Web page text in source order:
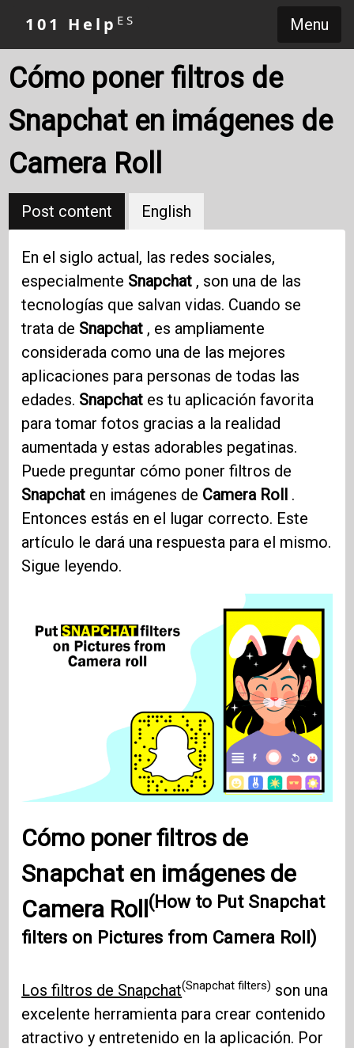
Menu
101 Help ES
Cómo poner filtros de
Snapchat en imágenes de
Camera Roll
Post content English
En el siglo actual, las redes sociales,
especialmente Snapchat , son una de las
tecnologías que salvan vidas. Cuando se
trata de Snapchat , es ampliamente
considerada como una de las mejores
aplicaciones para personas de todas las
edades. Snapchat es tu aplicación favorita
para tomar fotos gracias a la realidad
aumentada y estas adorables pegatinas.
Puede preguntar cómo poner filtros de
Snapchat en imágenes de Camera Roll .
Entonces estás en el lugar correcto. Este
artículo le dará una respuesta para el mismo.
Sigue leyendo.
Cómo poner filtros de
Snapchat en imágenes de
Camera Roll(How to Put Snapchat
filters on Pictures from Camera Roll)
Los filtros de Snapchat(Snapchat filters) son una
excelente herramienta para crear contenido
atractivo y entretenido en la aplicación. Por